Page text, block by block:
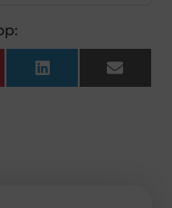
LinkedIn Email